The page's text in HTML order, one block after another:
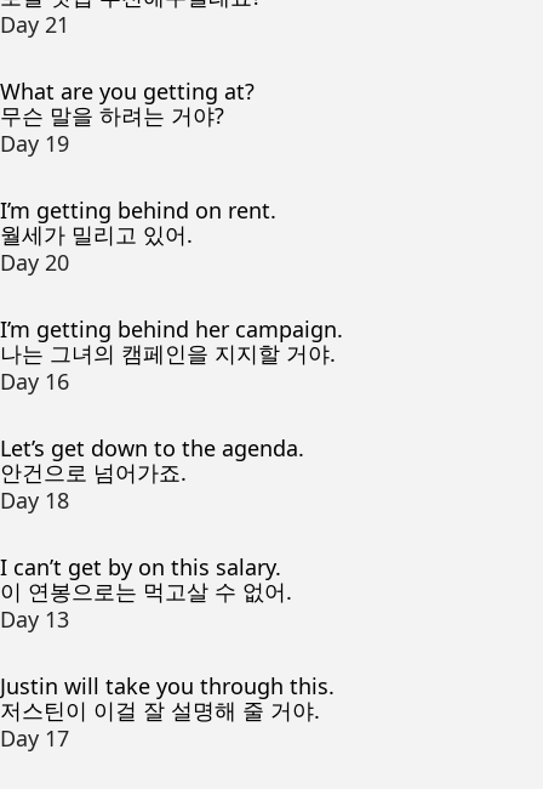
Day 21
What are you getting at?
무슨 말을 하려는 거야?
Day 19
I’m getting behind on rent.
월세가 밀리고 있어.
Day 20
I’m getting behind her campaign.
나는 그녀의 캠페인을 지지할 거야.
Day 16
Let’s get down to the agenda.
안건으로 넘어가죠.
Day 18
I can’t get by on this salary.
이 연봉으로는 먹고살 수 없어.
Day 13
Justin will take you through this.
저스틴이 이걸 잘 설명해 줄 거야.
Day 17